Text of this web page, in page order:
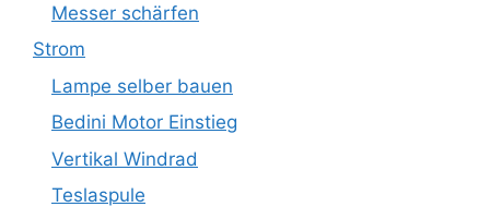
Messer schärfen
Strom
Lampe selber bauen
Bedini Motor Einstieg
Vertikal Windrad
Teslaspule